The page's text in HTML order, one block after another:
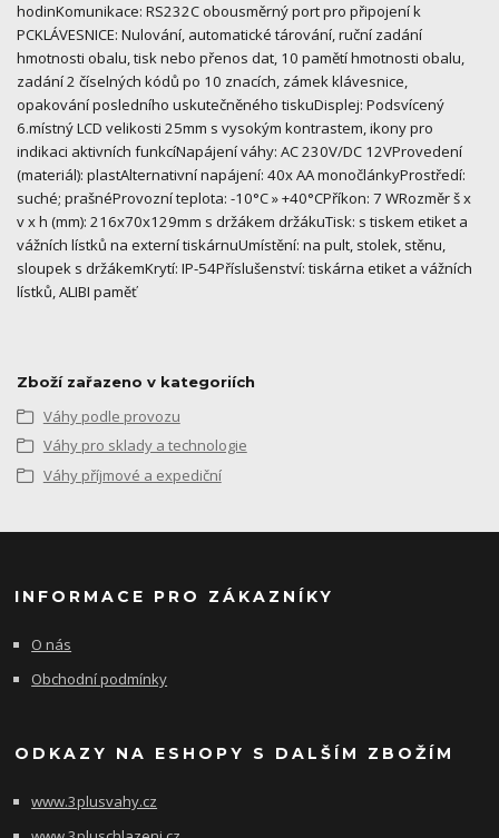
hodinKomunikace: RS232C obousměrný port pro připojení k
PCKLÁVESNICE: Nulování, automatické tárování, ruční zadání
hmotnosti obalu, tisk nebo přenos dat, 10 pamětí hmotnosti obalu,
zadání 2 číselných kódů po 10 znacích, zámek klávesnice,
opakování posledního uskutečněného tiskuDisplej: Podsvícený
6.místný LCD velikosti 25mm s vysokým kontrastem, ikony pro
indikaci aktivních funkcíNapájení váhy: AC 230V/DC 12VProvedení
(materiál): plastAlternativní napájení: 40x AA monočlánkyProstředí:
suché; prašnéProvozní teplota: -10°C » +40°CPříkon: 7 WRozměr š x
v x h (mm): 216x70x129mm s držákem držákuTisk: s tiskem etiket a
vážních lístků na externí tiskárnuUmístění: na pult, stolek, stěnu,
sloupek s držákemKrytí: IP-54Příslušenství: tiskárna etiket a vážních
lístků, ALIBI paměť
Zboží zařazeno v kategoriích
Váhy podle provozu
Váhy pro sklady a technologie
Váhy příjmové a expediční
INFORMACE PRO ZÁKAZNÍKY
O nás
Obchodní podmínky
ODKAZY NA ESHOPY S DALŠÍM ZBOŽÍM
www.3plusvahy.cz